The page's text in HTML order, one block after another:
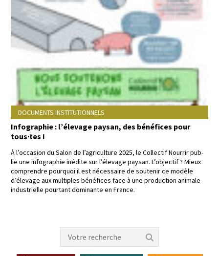
DOCUMENTS INSTITUTIONNELS
Infographie : l’élevage paysan, des bénéfices pour
tous·tes !
À l’occasion du Salon de l’agriculture 2025, le Col­lec­tif Nour­rir pub­
lie une info­gra­phie inédite sur l’élevage paysan. L’objectif ? Mieux
com­pren­dre pourquoi il est néces­saire de soutenir ce mod­èle
d’élevage aux mul­ti­ples béné­fices face à une pro­duc­tion ani­male
indus­trielle pour­tant dom­i­nante en France.